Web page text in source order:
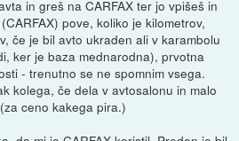
in greš na CARFAX ter jo vpišeš in
pove, koliko je kilometrov,
če je bil avto ukraden ali v karambolu
ker je baza mednarodna), prvotna
- trenutno se ne spomnim vsega.
kolega, če dela v avtosalonu in malo
ceno kakega pira.)